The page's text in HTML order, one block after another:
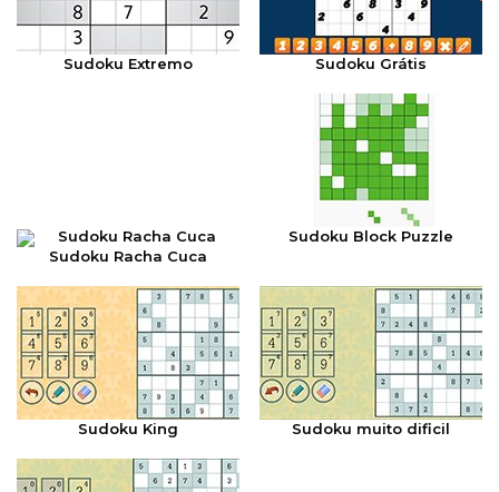
Sudoku Extremo Sudoku Grátis
Sudoku Racha Cuca
Sudoku Block Puzzle
Sudoku King Sudoku muito dificil